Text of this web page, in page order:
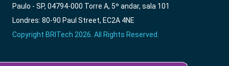
Paulo - SP, 04794-000 Torre A, 5º andar, sala 101
Londres: 80-90 Paul Street, EC2A 4NE
Copyright BRITech 2026. All Rights Reserved.